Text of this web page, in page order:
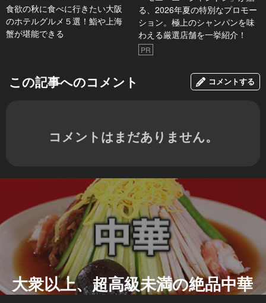
食欲の秋に食べに行きたい大阪
のホテルグルメ５選！鮨や上海
蟹が堪能できる
る、2026年夏の特別なプロモー
ション。極上のシャンパンを味
わえる厳選店舗を一挙紹介！
PR
この記事へのコメント コメントする
コメントはまだありません。
大衆以上、超高級未満の絶品中華